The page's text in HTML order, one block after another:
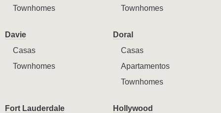
Townhomes
Townhomes
Davie
Casas
Townhomes
Doral
Casas
Apartamentos
Townhomes
Fort Lauderdale
Hollywood